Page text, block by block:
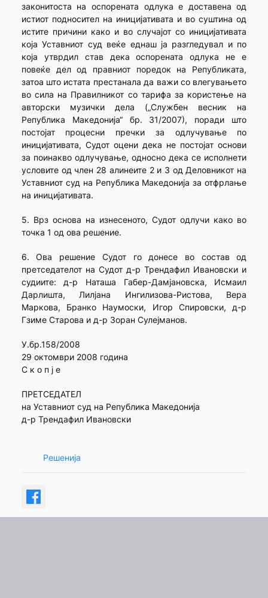
законитоста на оспорената одлука е доставена од
истиот подносител на иницијативата и во суштина од
истите причини како и во случајот со иницијативата
која Уставниот суд веќе еднаш ја разгледувал и по
која утврдил став дека оспорената одлука не е
повеќе дел од правниот поредок на Републиката,
затоа што истата престанала да важи со влегувањето
во сила на Правилникот со тарифа за користење на
авторски музички дела („Службен весник на
Република Македонија“ бр. 31/2007), поради што
постојат процесни пречки за одлучување по
иницијативата, Судот оцени дека не постојат основи
за поинакво одлучување, односно дека се исполнети
условите од член 28 алинеите 2 и 3 од Деловникот на
Уставниот суд на Република Македонија за отфрлање
на иницијативата.
5. Врз основа на изнесеното, Судот одлучи како во
точка 1 од ова решение.
6. Ова решение Судот го донесе во состав од
претседателот на Судот д-р Трендафил Ивановски и
судиите: д-р Наташа Габер-Дамјановска, Исмаил
Дарлишта, Лилјана Ингилизова-Ристова, Вера
Маркова, Бранко Наумоски, Игор Спировски, д-р
Гзиме Старова и д-р Зоран Сулејманов.
У.бр.158/2008
29 октомври 2008 година
С к о п ј е
ПРЕТСЕДАТЕЛ
на Уставниот суд на Република Македонија
д-р Трендафил Ивановски
Решенија